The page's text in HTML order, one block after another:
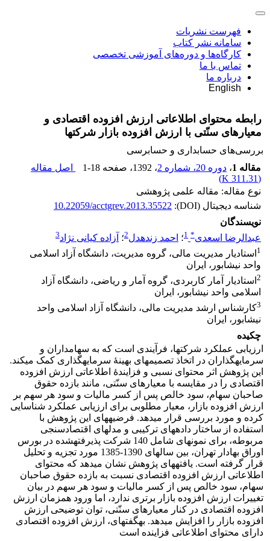
فهرست نشریات
سامانه نشر کتاب
کارگاه‌ها و دوره‌های آموزشی تخصصی
تماس با ما
درباره ما
English
رابطه محتوای اطلاعاتی ارزش افزوده اقتصادی و
معیارهای سنّتی با ارزش افزوده بازار شرکت‎ها
بررسی‏‌های حسابداری و حسابرسی
مقاله 1
، دوره 20، شماره 2 ، 1392 ، صفحه 1-18
اصل مقاله
(
311.31 K
)
نوع مقاله: مقاله علمی پژوهشی
شناسه دیجیتال (DOI):
10.22059/acctgrev.2013.35522
نویسندگان
عبدالرضا اسعدی*
1؛ احمد زنده‎دل 2؛ آزاده کیانی نژاد3
1 استادیار مدیریت مالی، گروه مدیریت، دانشگاه آزاد اسلامی
واحد نیشابور، ایران
2 استادیار آمار کاربردی، گروه آمار و ریاضی، دانشگاه آزاد
اسلامی واحد نیشابور، ایران
3کارشناس ارشد مدیریت مالی، دانشگاه آزاد اسلامی واحد
نیشابور، ایران
چکیده
ارزیابی عملکرد شرکت‎ها، فرآیندی است که به سهامداران و
سرمایه‎گذاران در اتخاذ تصمیم‎های بهینۀ سرمایه‎گذاری کمک می‎کند.
این پژوهش اثر محتوای نسبی و فزایندۀ اطلاعاتی ارزش افزوده
اقتصادی را در مقایسه با معیارهای سنّتی، مانند بازده حقوق
صاحبان سهام، سود خالص پس از کسر مالیات و سود هر سهم بر
ارزش افزوده بازار، معیار مطلوبی برای ارزیابی عملکرد شناسایی
کرده و مورد بررسی قرار می‎دهد. فرضیه‎ها‎ی این پژوهش با
استفاده از ساختار داده‎ها‎ی ترکیبی و مدل‎ها‎ی اقتصادسنجی
مربوطه، برای نمونه‎ای شامل 140 شرکت پذیرفته‎شده در بورس
اوراق بهادار تهران، بین سال‎ها‎ی 1390-1385 مورد تجزیه و تحلیل
قرار گرفته است. یافته‎ها‎ی پژوهش نشان می‎دهد که محتوای
اطلاعاتی ارزش افزوده اقتصادی نسبت به بازده حقوق صاحبان
سهام، سود خالص پس از کسر مالیات و سود هر سهم در بیان
تغییرات ارزش افزوده بازار برتری ندارد، اما ورود همزمان ارزش
افزوده اقتصادی در کنار معیارهای سنّتی، توان توضیحی ارزش
افزوده بازار را افزایش می‎دهد. به‎گفته‎ای، ارزش افزوده اقتصادی
دارای محتوای اطلاعاتی فزاینده است